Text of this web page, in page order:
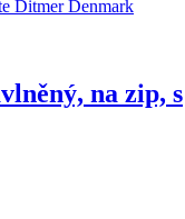
na zip, s